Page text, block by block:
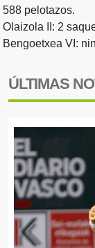
588 pelotazos.
Olaizola II: 2
Bengoetxea VI:
ÚLTIMAS